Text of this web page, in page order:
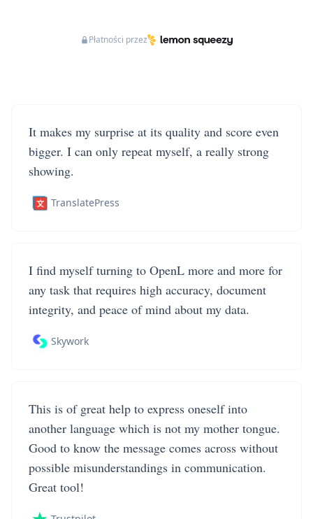
Płatności przez
It makes my surprise at its quality and score even
bigger. I can only repeat myself, a really strong
showing.
TranslatePress
I find myself turning to OpenL more and more for
any task that requires high accuracy, document
integrity, and peace of mind about my data.
Skywork
This is of great help to express oneself into
another language which is not my mother tongue.
Good to know the message comes across without
possible misunderstandings in communication.
Great tool!